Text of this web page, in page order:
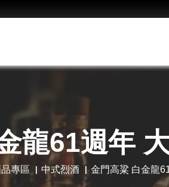
龍61週年
專區 中式烈酒 金門高粱 白金龍